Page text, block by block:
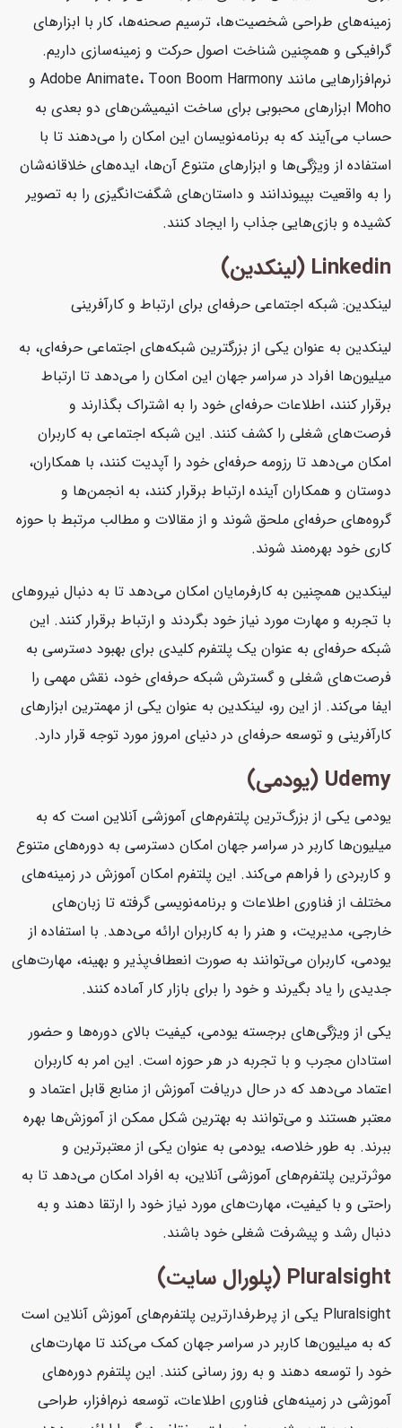
زمینه‌های طراحی شخصیت‌ها، ترسیم صحنه‌ها، کار با ابزارهای
گرافیکی و همچنین شناخت اصول حرکت و زمینه‌سازی داریم.
نرم‌افزارهایی مانند Adobe Animate، Toon Boom Harmony و
Moho ابزارهای محبوبی برای ساخت انیمیشن‌های دو بعدی به
حساب می‌آیند که به برنامه‌نویسان این امکان را می‌دهند تا با
استفاده از ویژگی‌ها و ابزارهای متنوع آن‌ها، ایده‌های خلاقانه‌شان
را به واقعیت بپیوندانند و داستان‌های شگفت‌انگیزی را به تصویر
کشیده و بازی‌هایی جذاب را ایجاد کنند.
Linkedin (لینکدین)
لینکدین: شبکه اجتماعی حرفه‌ای برای ارتباط و کارآفرینی
لینکدین به عنوان یکی از بزرگترین شبکه‌های اجتماعی حرفه‌ای، به
میلیون‌ها افراد در سراسر جهان این امکان را می‌دهد تا ارتباط
برقرار کنند، اطلاعات حرفه‌ای خود را به اشتراک بگذارند و
فرصت‌های شغلی را کشف کنند. این شبکه اجتماعی به کاربران
امکان می‌دهد تا رزومه حرفه‌ای خود را آپدیت کنند، با همکاران،
دوستان و همکاران آینده ارتباط برقرار کنند، به انجمن‌ها و
گروه‌های حرفه‌ای ملحق شوند و از مقالات و مطالب مرتبط با حوزه
کاری خود بهره‌مند شوند.
لینکدین همچنین به کارفرمایان امکان می‌دهد تا به دنبال نیروهای
با تجربه و مهارت مورد نیاز خود بگردند و ارتباط برقرار کنند. این
شبکه حرفه‌ای به عنوان یک پلتفرم کلیدی برای بهبود دسترسی به
فرصت‌های شغلی و گسترش شبکه حرفه‌ای خود، نقش مهمی را
ایفا می‌کند. از این رو، لینکدین به عنوان یکی از مهمترین ابزارهای
کارآفرینی و توسعه حرفه‌ای در دنیای امروز مورد توجه قرار دارد.
Udemy (یودمی)
یودمی یکی از بزرگ‌ترین پلتفرم‌های آموزشی آنلاین است که به
میلیون‌ها کاربر در سراسر جهان امکان دسترسی به دوره‌های متنوع
و کاربردی را فراهم می‌کند. این پلتفرم امکان آموزش در زمینه‌های
مختلف از فناوری اطلاعات و برنامه‌نویسی گرفته تا زبان‌های
خارجی، مدیریت، و هنر را به کاربران ارائه می‌دهد. با استفاده از
یودمی، کاربران می‌توانند به صورت انعطاف‌پذیر و بهینه، مهارت‌های
جدیدی را یاد بگیرند و خود را برای بازار کار آماده کنند.
یکی از ویژگی‌های برجسته یودمی، کیفیت بالای دوره‌ها و حضور
استادان مجرب و با تجربه در هر حوزه است. این امر به کاربران
اعتماد می‌دهد که در حال دریافت آموزش از منابع قابل اعتماد و
معتبر هستند و می‌توانند به بهترین شکل ممکن از آموزش‌ها بهره
ببرند. به طور خلاصه، یودمی به عنوان یکی از معتبرترین و
موثرترین پلتفرم‌های آموزشی آنلاین، به افراد امکان می‌دهد تا به
راحتی و با کیفیت، مهارت‌های مورد نیاز خود را ارتقا دهند و به
دنبال رشد و پیشرفت شغلی خود باشند.
Pluralsight (پلورال سایت)
Pluralsight یکی از پرطرفدارترین پلتفرم‌های آموزش آنلاین است
که به میلیون‌ها کاربر در سراسر جهان کمک می‌کند تا مهارت‌های
خود را توسعه دهند و به روز رسانی کنند. این پلتفرم دوره‌های
آموزشی در زمینه‌های فناوری اطلاعات، توسعه نرم‌افزار، طراحی